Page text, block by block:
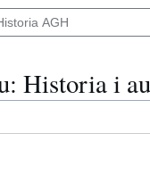
: Historia i